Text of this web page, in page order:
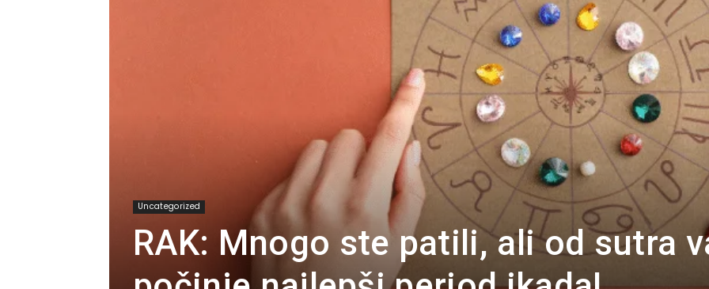
Uncategorized
RAK: Mnogo ste patili, ali od sutra